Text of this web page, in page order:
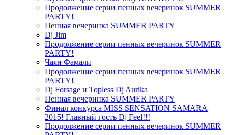
Продолжение серии пенных вечеринок SUMMER
PARTY!
Пенная вечеринка SUMMER PARTY
Dj Jim
Продолжение серии пенных вечеринок SUMMER
PARTY!
Чаян Фамали
Продолжение серии пенных вечеринок SUMMER
PARTY!
Dj Forsage и Topless Dj Aurika
Пенная вечеринка SUMMER PARTY
Финал конкурса MISS SENSATION SAMARA
2015! Главный гость Dj Feel!!!
Продолжение серии пенных вечеринок SUMMER